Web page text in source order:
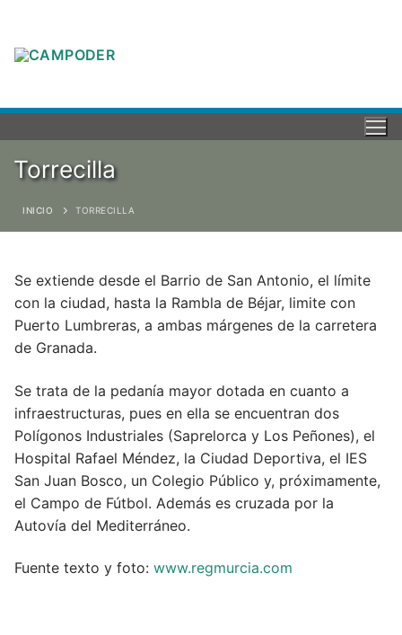
Torrecilla
INICIO TORRECILLA
Se extiende desde el Barrio de San Antonio, el límite
con la ciudad, hasta la Rambla de Béjar, limite con
Puerto Lumbreras, a ambas márgenes de la carretera
de Granada.
Se trata de la pedanía mayor dotada en cuanto a
infraestructuras, pues en ella se encuentran dos
Polígonos Industriales (Saprelorca y Los Peñones), el
Hospital Rafael Méndez, la Ciudad Deportiva, el IES
San Juan Bosco, un Colegio Público y, próximamente,
el Campo de Fútbol. Además es cruzada por la
Autovía del Mediterráneo.
Fuente texto y foto: www.regmurcia.com